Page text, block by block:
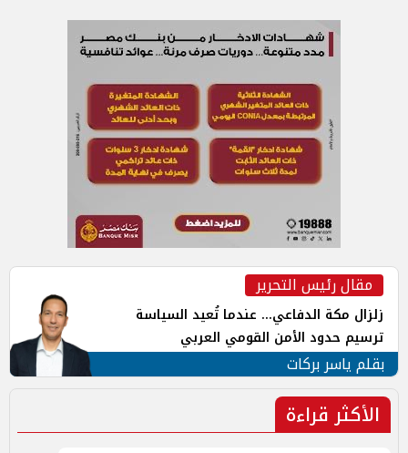
مقال رئيس التحرير
زلزال مكة الدفاعي... عندما تُعيد السياسة
ترسيم حدود الأمن القومي العربي
بقلم ياسر بركات
الأكثر قراءة